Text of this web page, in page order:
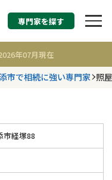
続税申告・相続手
1191
専門家を探す
年07月現在
市で相続に強い専門家 照
市経塚88